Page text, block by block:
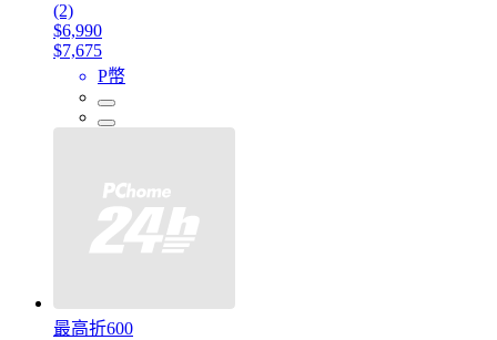
(2)
$6,990
$7,675
P幣
最高折600